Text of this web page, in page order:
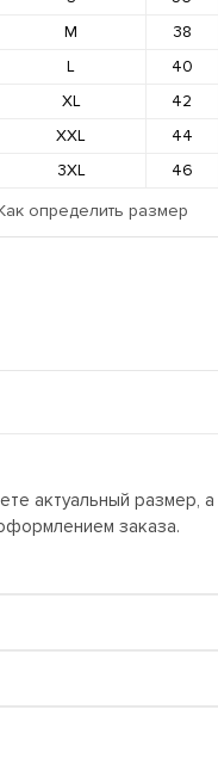
M
38
L
40
XL
42
XXL
44
3XL
46
определить размер
актуальный размер,
заказа.